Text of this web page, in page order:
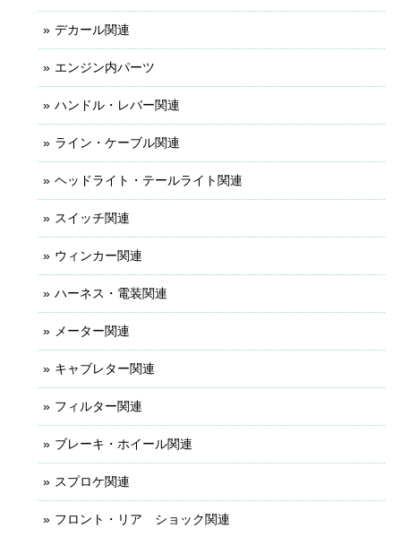
デカール関連
エンジン内パーツ
ハンドル・レバー関連
ライン・ケーブル関連
ヘッドライト・テールライト関連
スイッチ関連
ウィンカー関連
ハーネス・電装関連
メーター関連
キャブレター関連
フィルター関連
ブレーキ・ホイール関連
スプロケ関連
フロント・リア ショック関連